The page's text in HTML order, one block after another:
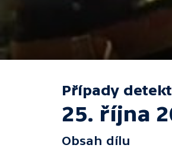
Případy
25. října
Obsah dílu